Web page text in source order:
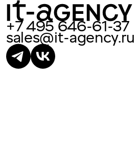
+7 495 646-61-37
sales@it-agency.ru